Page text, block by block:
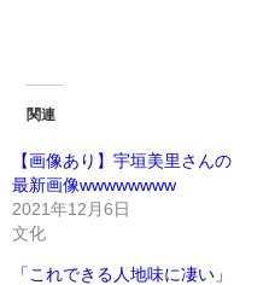
関連
【画像あり】宇垣美里さんの
最新画像wwwwwwww
2021年12月6日
文化
「これできる人地味に凄い」